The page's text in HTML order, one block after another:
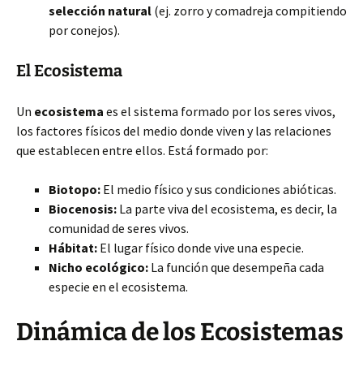
selección natural (ej. zorro y comadreja compitiendo
por conejos).
El Ecosistema
Un ecosistema es el sistema formado por los seres vivos,
los factores físicos del medio donde viven y las relaciones
que establecen entre ellos. Está formado por:
Biotopo: El medio físico y sus condiciones abióticas.
Biocenosis: La parte viva del ecosistema, es decir, la
comunidad de seres vivos.
Hábitat: El lugar físico donde vive una especie.
Nicho ecológico: La función que desempeña cada
especie en el ecosistema.
Dinámica de los Ecosistemas